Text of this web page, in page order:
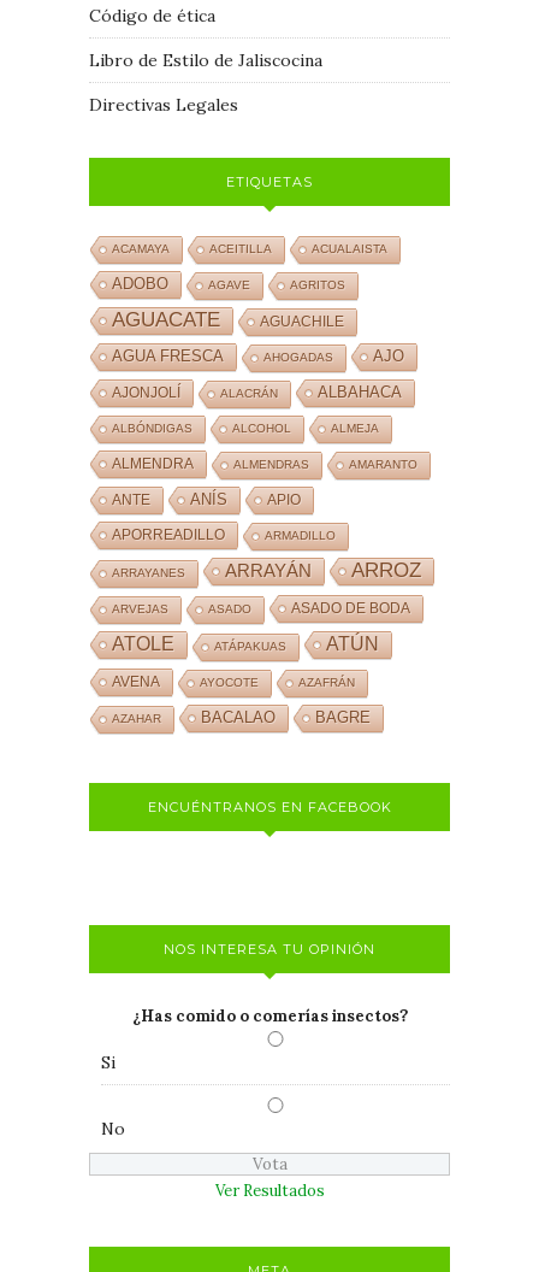
Código de ética
Libro de Estilo de Jaliscocina
Directivas Legales
ETIQUETAS
ACAMAYA ACEITILLA ACUALAISTA
ADOBO AGAVE AGRITOS
AGUACATE AGUACHILE
AGUA FRESCA AHOGADAS AJO
AJONJOLÍ ALACRÁN ALBAHACA
ALBÓNDIGAS ALCOHOL ALMEJA
ALMENDRA ALMENDRAS AMARANTO
ANTE ANÍS APIO
APORREADILLO ARMADILLO
ARRAYANES ARRAYÁN ARROZ
ARVEJAS ASADO ASADO DE BODA
ATOLE ATÁPAKUAS ATÚN
AVENA AYOCOTE AZAFRÁN
AZAHAR BACALAO BAGRE
ENCUÉNTRANOS EN FACEBOOK
NOS INTERESA TU OPINIÓN
¿Has comido o comerías insectos?
Si
No
Ver Resultados